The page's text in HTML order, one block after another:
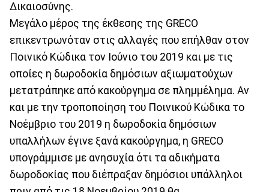
Δικαιοσύνης.
Μεγάλο μέρος της έκθεσης της GRECO
επικεντρωνόταν στις αλλαγές που επήλθαν στον
Ποινικό Κώδικα τον Ιούνιο του 2019 και με τις
οποίες η δωροδοκία δημόσιων αξιωματούχων
μετατράπηκε από κακούργημα σε πλημμέλημα. Αν
και με την τροποποίηση του Ποινικού Κώδικα το
Νοέμβριο του 2019 η δωροδοκία δημόσιων
υπαλλήλων έγινε ξανά κακούργημα, η GRECO
υπογράμμισε με ανησυχία ότι τα αδικήματα
δωροδοκίας που διέπραξαν δημόσιοι υπάλληλοι